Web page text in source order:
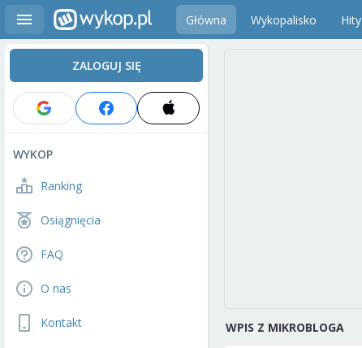
Główna Wykopalisko Hity
ZALOGUJ SIĘ
WYKOP
Ranking
Osiągnięcia
FAQ
O nas
Kontakt WPIS Z MIKROBLOGA